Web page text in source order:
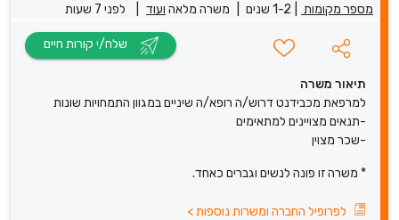
מספר מקומות 1-2 שנים משרה מלאה ועוד לפני 7 שעות
תיאור משרה
למרפאת מכבידנט דרוש/ה רופא/ה שיניים במגוון התמחויות שונות
-תנאים מצויינים למתאימים
-שכר מצוין
* משרה זו פונה לנשים וגברים כאחד.
לפרופיל החברה ומשרות נוספות>